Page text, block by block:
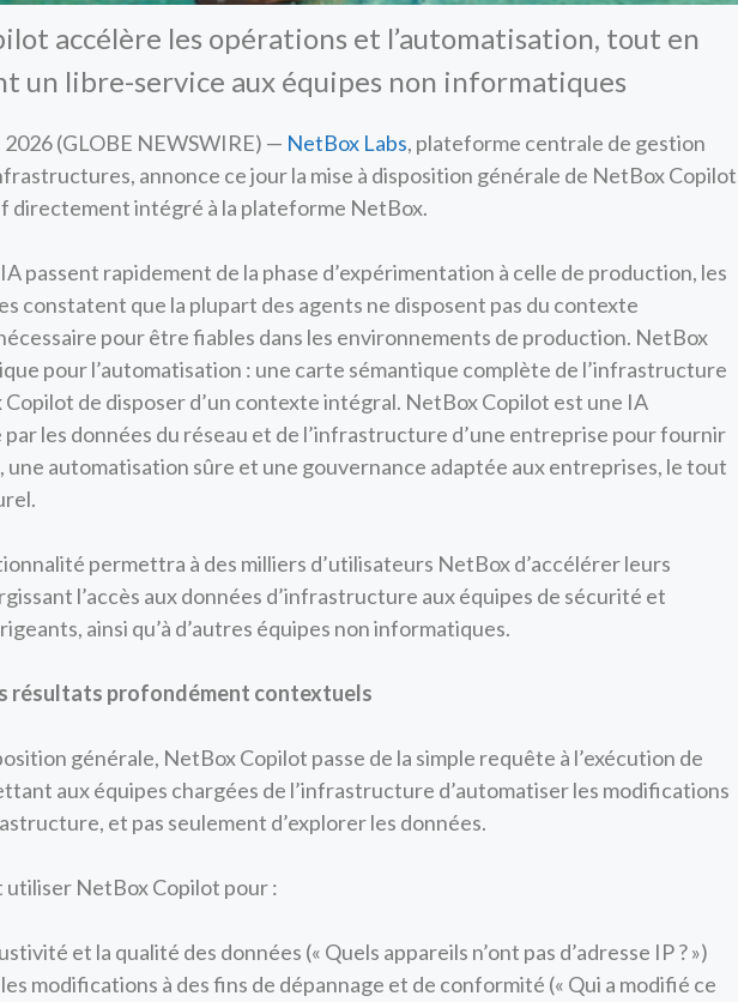
accélère les opérations et l’automatisation, tout en
un libre-service aux équipes non informatiques
(GLOBE NEWSWIRE) — NetBox Labs, plateforme centrale de gestion
annonce ce jour la mise à disposition générale de NetBox
directement intégré à la plateforme NetBox.
passent rapidement de la phase d’expérimentation à celle de production, les
constatent que la plupart des agents ne disposent pas du contexte
pour être fiables dans les environnements de production. NetBox
pour l’automatisation : une carte sémantique complète de l’infrastructure
de disposer d’un contexte intégral. NetBox Copilot est une IA
les données du réseau et de l’infrastructure d’une entreprise pour fournir
une automatisation sûre et une gouvernance adaptée aux entreprises, le tout
permettra à des milliers d’utilisateurs NetBox d’accélérer leurs
l’accès aux données d’infrastructure aux équipes de sécurité et
ainsi qu’à d’autres équipes non informatiques.
résultats profondément contextuels
générale, NetBox Copilot passe de la simple requête à l’exécution de
aux équipes chargées de l’infrastructure d’automatiser les modifications
et pas seulement d’explorer les données.
utiliser NetBox Copilot pour :
et la qualité des données (« Quels appareils n’ont pas d’adresse IP ? »)
modifications à des fins de dépannage et de conformité (« Qui a modifié ce